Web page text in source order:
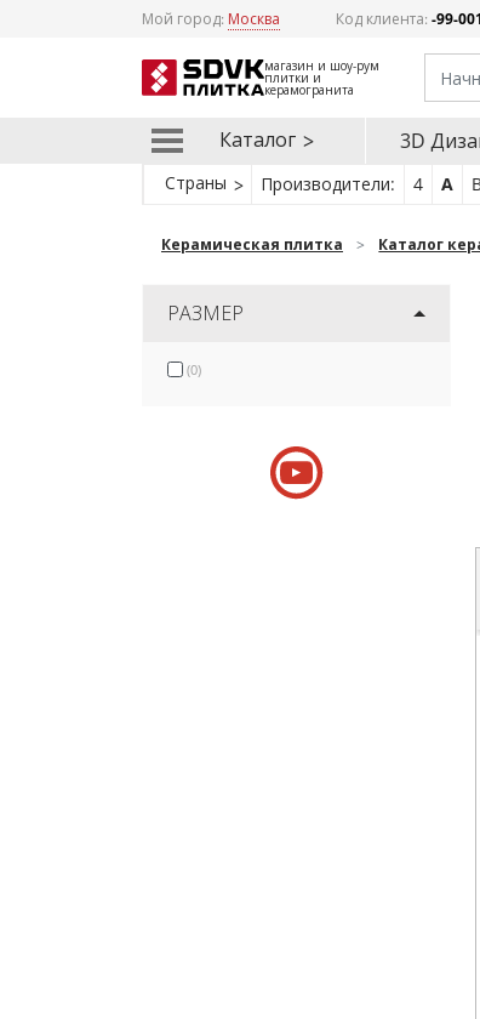
Мой город: Москва Код клиента:-99-001
магазин и шоу-рум
плитки и
керамогранита
Каталог 3D
Страны Производители: 4 A
Керамическая плитка Каталог
РАЗМЕР
(0)